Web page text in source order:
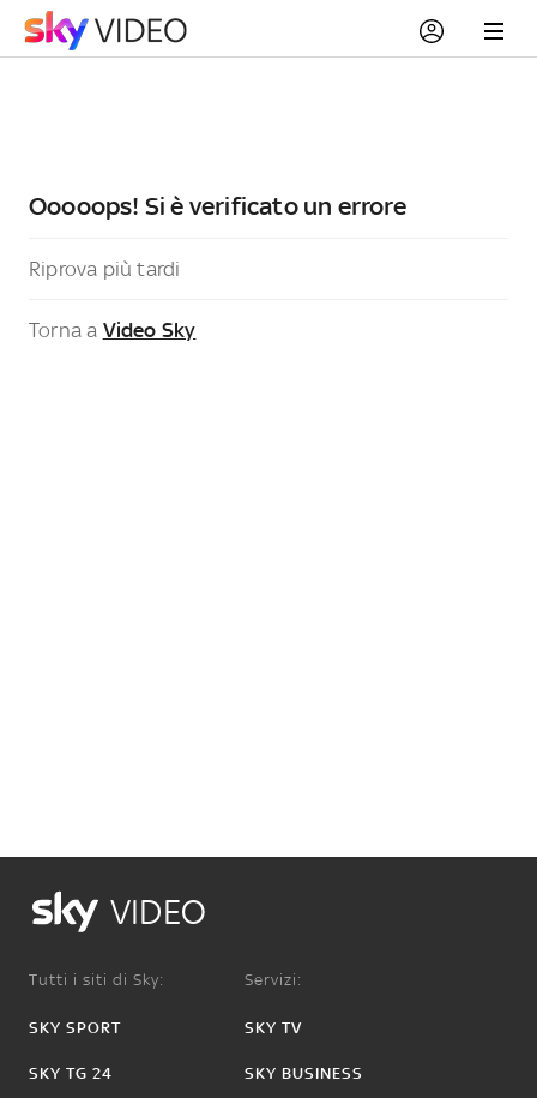
Ooooops! Si è verificato un errore
Riprova più tardi
Torna a Video Sky
VIDEO
Tutti i siti di Sky:
SKY SPORT
SKY TG 24
Servizi:
SKY TV
SKY BUSINESS